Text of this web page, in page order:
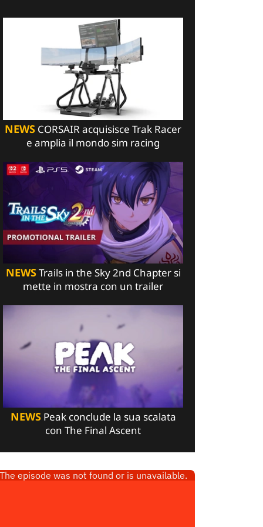
NEWS CORSAIR acquisisce Trak Racer
e amplia il mondo sim racing
NEWSTrails in the Sky 2nd Chapter si
mette in mostra con un trailer
NEWSPeak conclude la sua scalata
con The Final Ascent